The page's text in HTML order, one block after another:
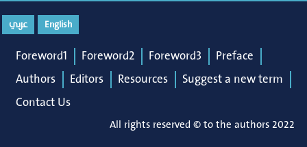
English عربي
Foreword1 Foreword2 Foreword3
Preface
Authors
Editors Resources
Suggest a new term
Contact Us
All rights reserved © to the authors 2022